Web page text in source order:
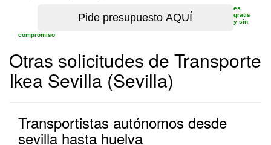
es
gratis
y sin
compromiso
Otras solicitudes de Transporte
Ikea Sevilla (Sevilla)
Transportistas autónomos desde
sevilla hasta huelva